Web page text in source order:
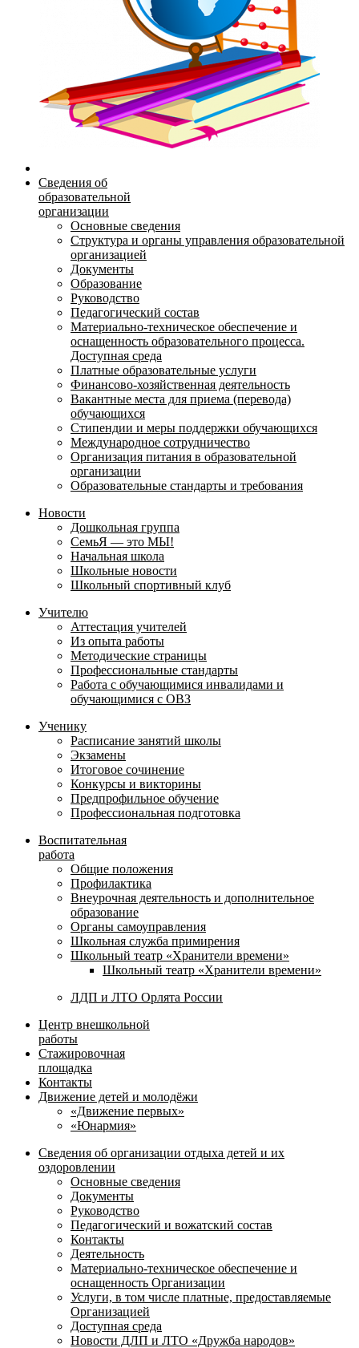
Сведения об
образовательной
организации
Основные сведения
Структура и органы управления образовательной
организацией
Документы
Образование
Руководство
Педагогический состав
Материально-техническое обеспечение и
оснащенность образовательного процесса.
Доступная среда
Платные образовательные услуги
Финансово-хозяйственная деятельность
Вакантные места для приема (перевода)
обучающихся
Стипендии и меры поддержки обучающихся
Международное сотрудничество
Организация питания в образовательной
организации
Образовательные стандарты и требования
Новости
Дошкольная группа
СемьЯ — это МЫ!
Начальная школа
Школьные новости
Школьный спортивный клуб
Учителю
Аттестация учителей
Из опыта работы
Методические страницы
Профессиональные стандарты
Работа с обучающимися инвалидами и
обучающимися с ОВЗ
Ученику
Расписание занятий школы
Экзамены
Итоговое сочинение
Конкурсы и викторины
Предпрофильное обучение
Профессиональная подготовка
Воспитательная
работа
Общие положения
Профилактика
Внеурочная деятельность и дополнительное
образование
Органы самоуправления
Школьная служба примирения
Школьный театр «Хранители времени»
Школьный театр «Хранители времени»
ЛДП и ЛТО Орлята России
Центр внешкольной
работы
Стажировочная
площадка
Контакты
Движение детей и молодёжи
«Движение первых»
«Юнармия»
Сведения об организации отдыха детей и их
оздоровлении
Основные сведения
Документы
Руководство
Педагогический и вожатский состав
Контакты
Деятельность
Материально-техническое обеспечение и
оснащенность Организации
Услуги, в том числе платные, предоставляемые
Организацией
Доступная среда
Новости ДЛП и ЛТО «Дружба народов»